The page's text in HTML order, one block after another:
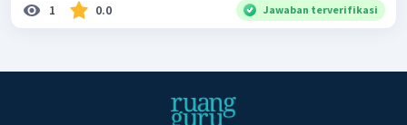
1 0.0 Jawaban terverifikasi